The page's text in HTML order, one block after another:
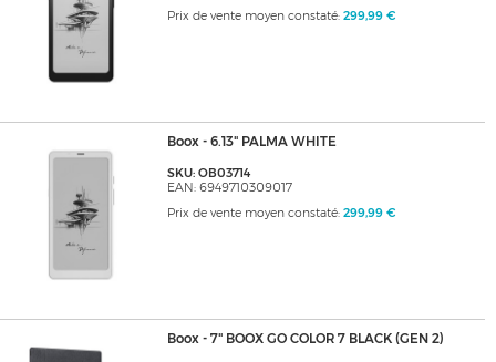
Prix de vente moyen constaté: 299,99 €
Boox - 6.13" PALMA WHITE
SKU: OB03714
EAN: 6949710309017
Prix de vente moyen constaté: 299,99 €
Boox - 7" BOOX GO COLOR 7 BLACK (GEN 2)